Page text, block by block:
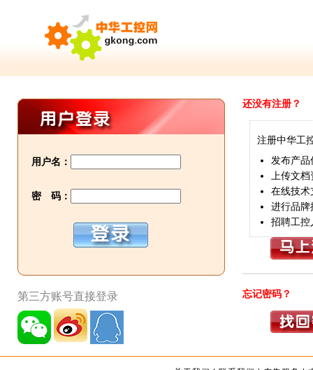
用户名：
密 码：
第三方账号直接登录
还没有注册？
注册中华工
发布产品
上传文档
在线技术
进行品牌
招聘工控
忘记密码？